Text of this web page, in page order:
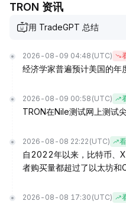
TRON 资讯
用 TradeGPT 总结
2026-08-09 04:48 (UTC)
经济学家普遍预计美国的年
2026-08-09 00:58 (UTC)
TRON在Nile测试网上测试
2026-08-08 22:22 (UTC)
自2022年以来，比特币、
者购买量都超过了以太坊和
2026-08-08 17:30 (UTC)